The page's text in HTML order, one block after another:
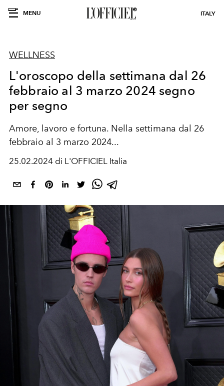
MENU ITALY
WELLNESS
L'oroscopo della settimana dal 26
febbraio al 3 marzo 2024 segno
per segno
Amore, lavoro e fortuna. Nella settimana dal 26
febbraio al 3 marzo 2024...
25.02.2024 di L'OFFICIEL Italia